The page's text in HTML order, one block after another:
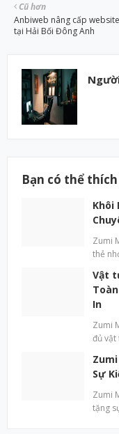
Cũ hơn
Anbiweb nâng cấp
tại Hải Bối Đông Anh
Bạn có thể
Khôi
Zumi
thẻ
Vật
In
Zumi
đủ
Sự
Zumi
tặng